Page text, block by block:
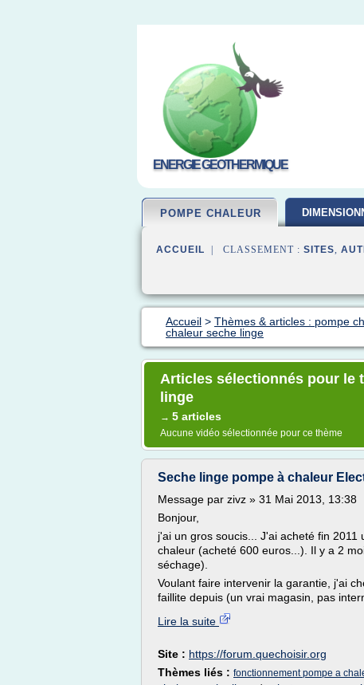
ENERGIE GEOTHERMIQUE
POMPE CHALEUR
ACCUEIL | CLASSEMENT : SITES,
Accueil > Thèmes & articles : pompe
chaleur seche linge
Articles sélectionnés pour le
linge
→ 5 articles
Aucune vidéo sélectionnée pour ce thème
Seche linge pompe à chaleur
Message par zivz » 31 Mai 2013, 13:38
Bonjour,
j'ai un gros soucis... J'ai acheté fin
chaleur (acheté 600 euros...). Il y a 2
séchage).
Voulant faire intervenir la garantie, j'ai
faillite depuis (un vrai magasin, pas
Lire la suite
Site : https://forum.quechoisir.org
Thèmes liés : fonctionnement pompe a